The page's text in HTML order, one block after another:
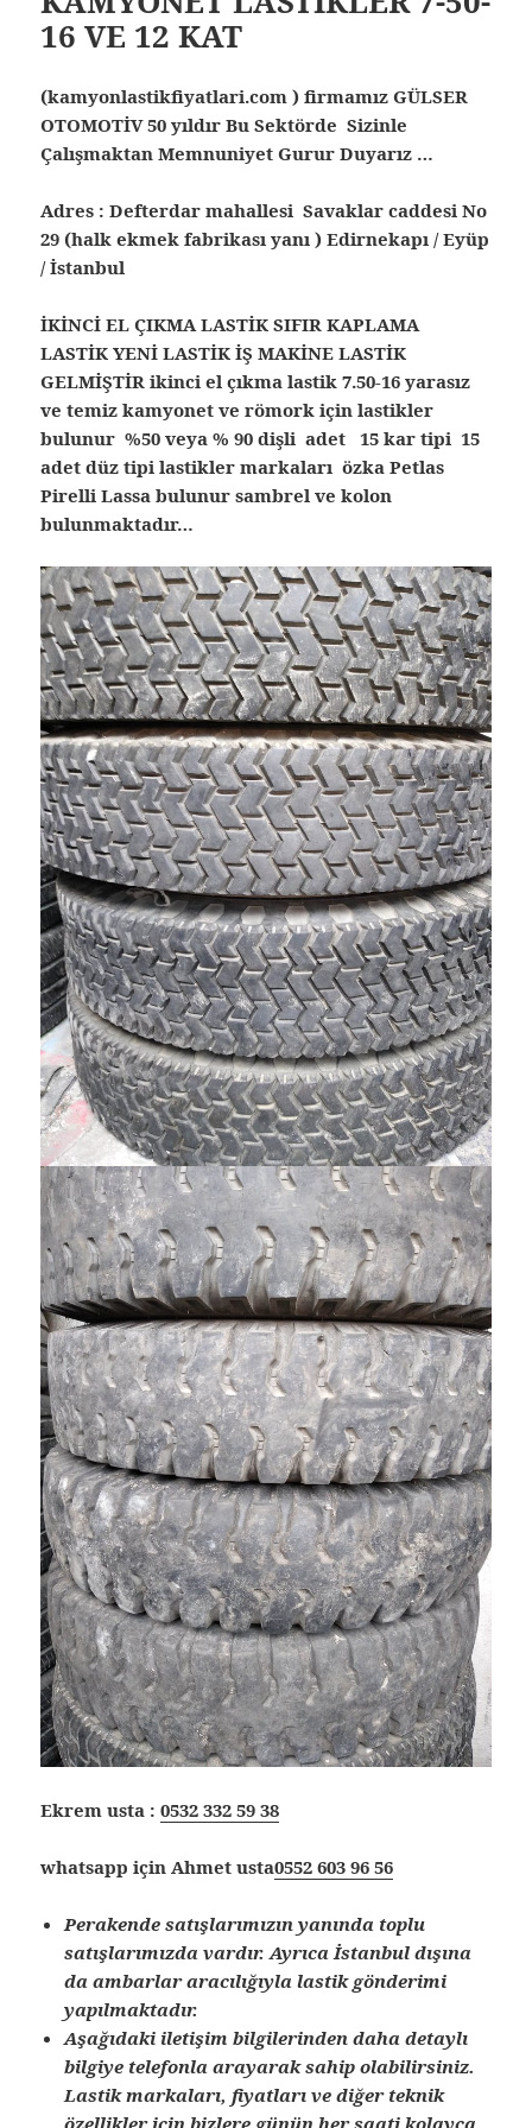
16 VE 12 KAT
(kamyonlastikfiyatlari.com ) firmamız GÜLSER
OTOMOTİV 50 yıldır Bu Sektörde Sizinle
Çalışmaktan Memnuniyet Gurur Duyarız …
Adres : Defterdar mahallesi Savaklar caddesi No
29 (halk ekmek fabrikası yanı ) Edirnekapı / Eyüp
/ İstanbul
İKİNCİ EL ÇIKMA LASTİK SIFIR KAPLAMA
LASTİK YENİ LASTİK İŞ MAKİNE LASTİK
GELMİŞTİR ikinci el çıkma lastik7.50-16 yarasız
ve temiz kamyonet ve römork için lastikler
bulunur %50 veya % 90 dişli adet 15 kar tipi 15
adet düz tipi lastikler markaları özka Petlas
Pirelli Lassa bulunur sambrel ve kolon
bulunmaktadır…
Ekrem usta :0532 332 59 38
whatsapp için Ahmet usta0552 603 96 56
Perakende satışlarımızın yanında toplu
satışlarımızda vardır. Ayrıca İstanbul dışına
da ambarlar aracılığıyla lastik gönderimi
yapılmaktadır.
Aşağıdaki iletişim bilgilerinden daha detaylı
bilgiye telefonla arayarak sahip olabilirsiniz.
Lastik markaları, fiyatları ve diğer teknik
özellikler için bizlere günün her saati kolayca